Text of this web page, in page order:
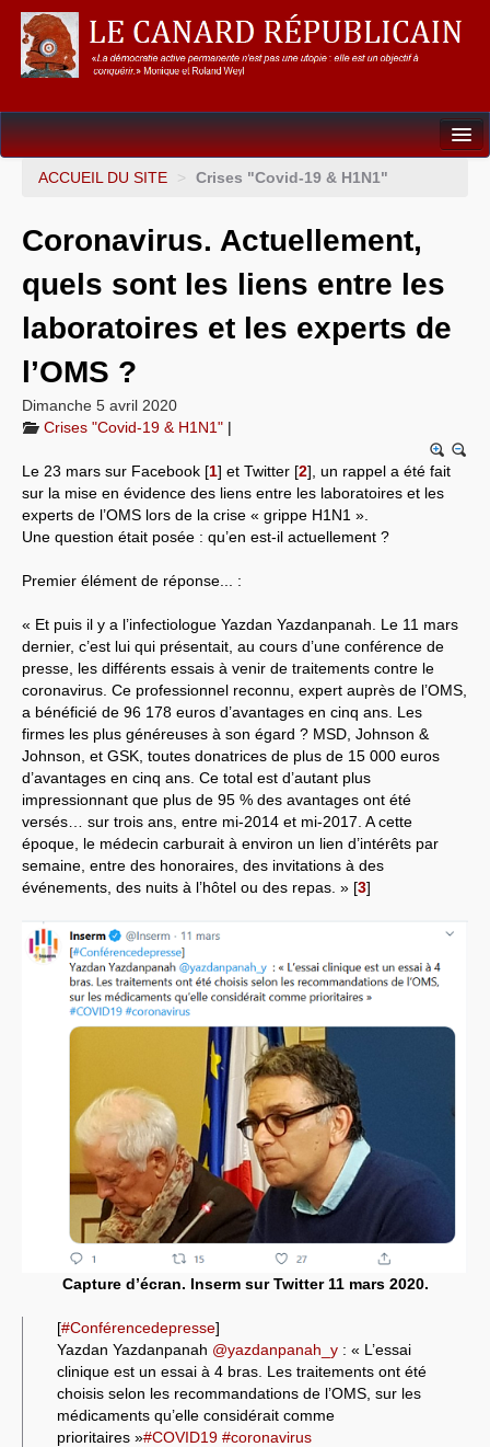
Dossiers
Un éléphant, ça trompe énormément !
Résistances
L’Empire américain
Systèmes & société sous contrôle
Guerre en Ukraine
ACCUEIL DU SITE > Crises "Covid-19 & H1N1"
Coronavirus. Actuellement,
quels sont les liens entre les
laboratoires et les experts de
l’OMS ?
Dimanche 5 avril 2020
Crises "Covid-19 & H1N1" |
Le 23 mars sur Facebook [1] et Twitter [2] , un rappel a été fait
sur la mise en évidence des liens entre les laboratoires et les
experts de l’OMS lors de la crise « grippe H1N1 ».
Une question était posée : qu’en est-il actuellement ?
Premier élément de réponse... :
« Et puis il y a l’infectiologue Yazdan Yazdanpanah. Le 11 mars
dernier, c’est lui qui présentait, au cours d’une conférence de
presse, les différents essais à venir de traitements contre le
coronavirus. Ce professionnel reconnu, expert auprès de l’OMS,
a bénéficié de 96 178 euros d’avantages en cinq ans. Les
firmes les plus généreuses à son égard ? MSD, Johnson &
Johnson, et GSK, toutes donatrices de plus de 15 000 euros
d’avantages en cinq ans. Ce total est d’autant plus
impressionnant que plus de 95 % des avantages ont été
versés… sur trois ans, entre mi-2014 et mi-2017. A cette
époque, le médecin carburait à environ un lien d’intérêts par
semaine, entre des honoraires, des invitations à des
événements, des nuits à l’hôtel ou des repas. » [3]
Capture d’écran. Inserm sur Twitter 11 mars 2020.
[#Conférencedepresse]
Yazdan Yazdanpanah @yazdanpanah_y : « L’essai
clinique est un essai à 4 bras. Les traitements ont été
choisis selon les recommandations de l’OMS, sur les
médicaments qu’elle considérait comme
prioritaires »#COVID19 #coronavirus